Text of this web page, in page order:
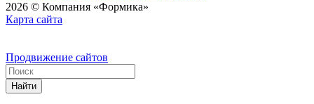
2026 © Компания «Формика»
Карта сайта
Продвижение сайтов
Найти